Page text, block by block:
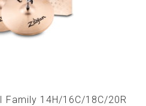
Family 14H/16C/18C/20R